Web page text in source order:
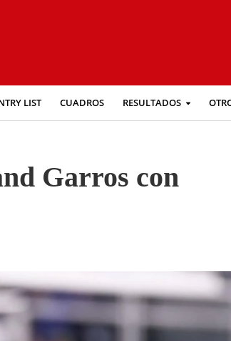
LIST CUADROS RESULTADOS
Garros con